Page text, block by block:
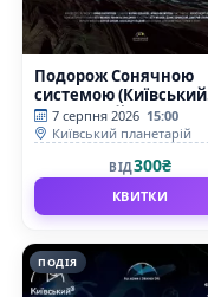
Подорож Сонячною
системою (Київський
планетарій)
7 серпня 2026 15:00
Київський планетарій
ВІД300₴
КВИТКИ
ПОДІЯ